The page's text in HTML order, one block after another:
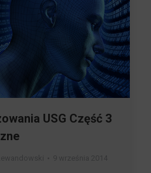
USG Część 3